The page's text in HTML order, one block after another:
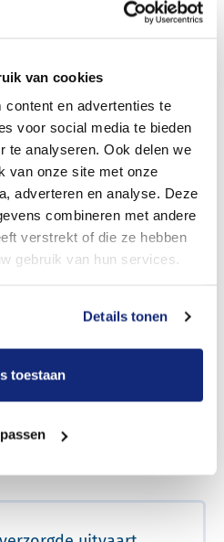
van cookies
en advertenties te
voor social media te bieden
te analyseren. Ook delen we
van onze site met onze
adverteren en analyse. Deze
combineren met andere
verstrekt of die ze hebben
gebruik van hun services.
Details tonen
toestaan
voor een betere